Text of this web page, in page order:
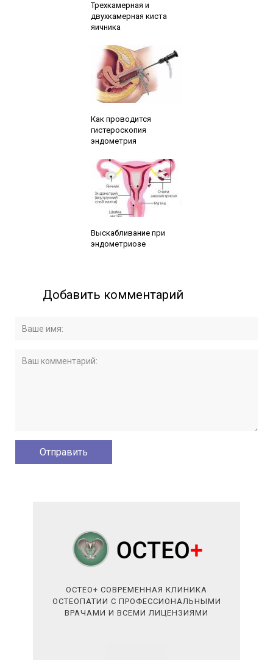
Трехкамерная и
двухкамерная киста
яичника
Как проводится
гистероскопия
эндометрия
Выскабливание при
эндометриозе
Добавить комментарий
ОСТЕО+ СОВРЕМЕННАЯ КЛИНИКА
ОСТЕОПАТИИ С ПРОФЕССИОНАЛЬНЫМИ
ВРАЧАМИ И ВСЕМИ ЛИЦЕНЗИЯМИ